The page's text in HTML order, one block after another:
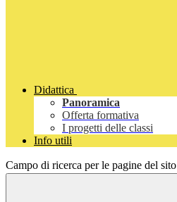
Didattica
Panoramica
Offerta formativa
I progetti delle classi
Info utili
Campo di ricerca per le pagine del sito